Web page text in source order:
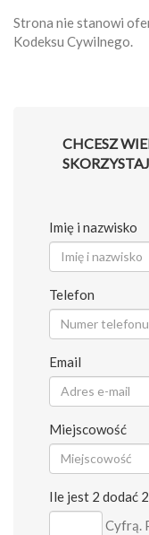
Strona nie stanowi
Kodeksu Cywilnego.
CHCESZ
Imię i nazwisko
Telefon
Email
Miejscowość
Ile jest 2 dodać 2
Cyfrą.